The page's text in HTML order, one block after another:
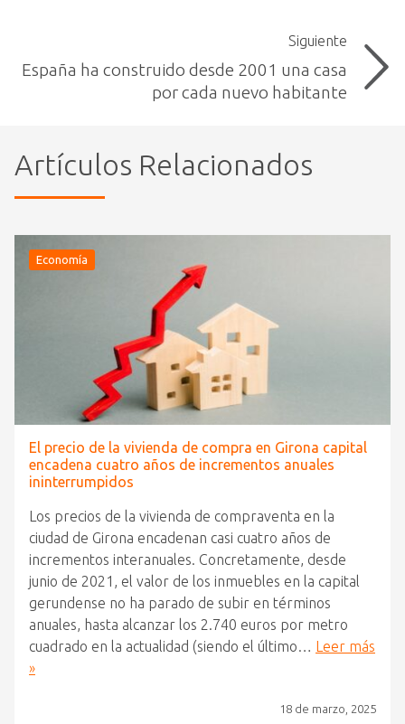
Siguiente
España ha construido desde 2001 una casa
por cada nuevo habitante
Artículos Relacionados
Economía
El precio de la vivienda de compra en Girona capital
encadena cuatro años de incrementos anuales
ininterrumpidos
Los precios de la vivienda de compraventa en la
ciudad de Girona encadenan casi cuatro años de
incrementos interanuales. Concretamente, desde
junio de 2021, el valor de los inmuebles en la capital
gerundense no ha parado de subir en términos
anuales, hasta alcanzar los 2.740 euros por metro
cuadrado en la actualidad (siendo el último… Leer más
»
18 de marzo, 2025